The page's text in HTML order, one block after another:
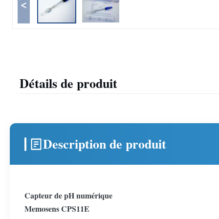
<
Détails de produit
Description de produit
Capteur de pH numérique
Memosens CPS11E